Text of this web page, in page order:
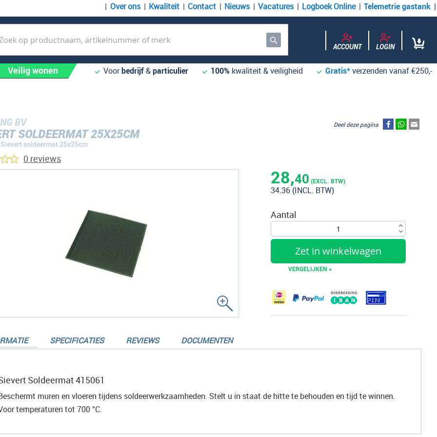
Over ons Kwaliteit Contact Nieuws Vacatures Logboek Online Telemetrie gastank
Zoek ACCOUNT LOGIN
Veilig wonen Voorbedrijf&particulier 100% kwaliteit & veiligheid Gratis*verzenden vanaf €250,-
BV
SOLDEERMAT 25X25CM
Sievert soldeermat 25x25cm
28,40 (EXCL. BTW)
34.36 (INCL. BTW)
Aantal
Zet in winkelwagen
VERGELIJKEN >
Deel deze pagina
0 reviews
Soldeermat 415061
muren en vloeren tijdens soldeerwerkzaamheden. Stelt u in staat de hitte te behouden en tijd te winnen.
temperaturen tot 700 °C.
SPECIFICATIES REVIEWS DOCUMENTEN